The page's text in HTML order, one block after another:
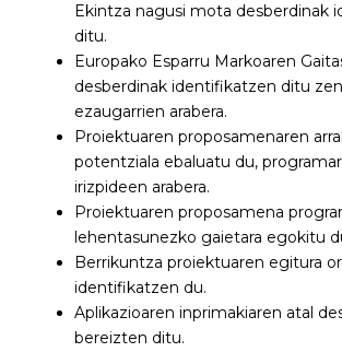
Ekintza nagusi mota desberdinak
ditu.
Europako Esparru Markoaren
desberdinak identifikatzen ditu
ezaugarrien arabera.
Proiektuaren proposamenaren
potentziala ebaluatu du,
irizpideen arabera.
Proiektuaren proposamena
lehentasunezko gaietara egokitu
Berrikuntza proiektuaren egitura
identifikatzen du.
Aplikazioaren inprimakiaren atal
bereizten ditu.